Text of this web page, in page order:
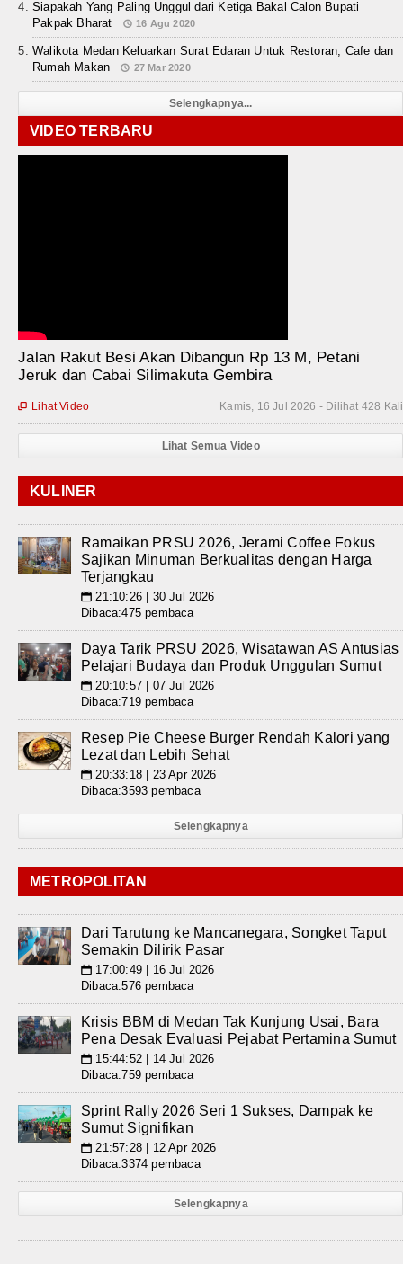
Siapakah Yang Paling Unggul dari Ketiga Bakal Calon Bupati
Pakpak Bharat
16 Agu 2020
Walikota Medan Keluarkan Surat Edaran Untuk Restoran, Cafe dan
Rumah Makan
27 Mar 2020
Selengkapnya...
VIDEO TERBARU
Jalan Rakut Besi Akan Dibangun Rp 13 M, Petani
Jeruk dan Cabai Silimakuta Gembira
Kamis, 16 Jul 2026 - Dilihat 428 Kali
 Lihat Video
Lihat Semua Video
KULINER
Ramaikan PRSU 2026, Jerami Coffee Fokus
Sajikan Minuman Berkualitas dengan Harga
Terjangkau
📅 21:10:26 | 30 Jul 2026
Dibaca:475 pembaca
Daya Tarik PRSU 2026, Wisatawan AS Antusias
Pelajari Budaya dan Produk Unggulan Sumut
📅 20:10:57 | 07 Jul 2026
Dibaca:719 pembaca
Resep Pie Cheese Burger Rendah Kalori yang
Lezat dan Lebih Sehat
📅 20:33:18 | 23 Apr 2026
Dibaca:3593 pembaca
Selengkapnya
METROPOLITAN
Dari Tarutung ke Mancanegara, Songket Taput
Semakin Dilirik Pasar
📅 17:00:49 | 16 Jul 2026
Dibaca:576 pembaca
Krisis BBM di Medan Tak Kunjung Usai, Bara
Pena Desak Evaluasi Pejabat Pertamina Sumut
📅 15:44:52 | 14 Jul 2026
Dibaca:759 pembaca
Sprint Rally 2026 Seri 1 Sukses, Dampak ke
Sumut Signifikan
📅 21:57:28 | 12 Apr 2026
Dibaca:3374 pembaca
Selengkapnya